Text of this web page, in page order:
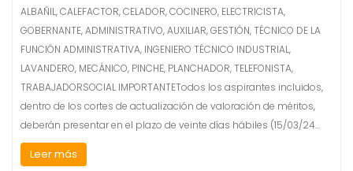
ALBAÑIL, CALEFACTOR, CELADOR, COCINERO, ELECTRICISTA,
GOBERNANTE, ADMINISTRATIVO, AUXILIAR, GESTIÓN, TÉCNICO DE LA
FUNCIÓN ADMINISTRATIVA, INGENIERO TÉCNICO INDUSTRIAL,
LAVANDERO, MECÁNICO, PINCHE, PLANCHADOR, TELEFONISTA,
TRABAJADORSOCIAL IMPORTANTETodos los aspirantes incluidos,
dentro de los cortes de actualización de valoración de méritos,
deberán presentar en el plazo de veinte días hábiles (15/03/24…
Leer más